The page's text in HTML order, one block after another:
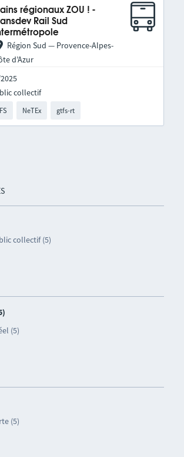
collectif (5)
(5)
(5)
régionaux ZOU ! -
Rail Sud
Région Sud — Provence-Alpes-
d’Azur
NeTEx gtfs-rt
collectif